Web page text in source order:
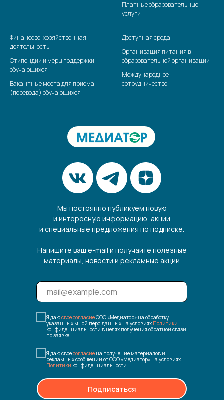
Платные образовательные
услуги
Финансово-хозяйственная
деятельность
Стипендии и меры поддержки
обучающихся
Вакантные места для приема
(перевода) обучающихся
Доступная среда
Организация питания в
образовательной организации
Международное
сотрудничество
Мы постоянно публикуем новую
и интересную информацию, акции
и специальные предложения по подписке.
Напишите ваш e-mail и получайте полезные
материалы, новости и рекламные акции
Я даюсвое согласиеООО «Медиатор» на обработку
указанных мной перс.данных на условиях Политики
конфиденциальности в целях получения обратной связи
по заявке.
Я даю своесогласие на получение материалов и
рекламных сообщений от ООО «Медиатор» на условиях
Политики конфиденциальности.
Подписаться